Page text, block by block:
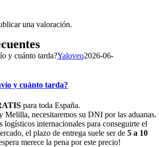
una valoración.
y cuánto tarda?Yaloveo2026-06-
y cuánto tarda?
para toda España.
Melilla, necesitaremos su DNI por las aduanas.
logísticos internacionales para conseguirte el
el plazo de entrega suele ser de5 a 10
merece la pena por este precio!